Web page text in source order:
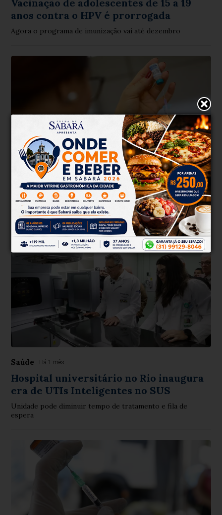
Vacinação de adolescentes de 15 a 19
anos contra o HPV é prorrogada
Agora o programa de imunização vai até dezembro
Saúde Há 1 mês
Após casos de sarampo, Ministério da
Saúde recomenda vacinar bebês
Imunizante deverá ser aplicado em crianças de 6 a 11 meses
e 29 dias
Saúde Há 1 mês
Hospital universitário no Rio inaugura
era de UTIs Inteligentes no SUS
Unidade pode diminuir tempo de tratamento e fila de
espera